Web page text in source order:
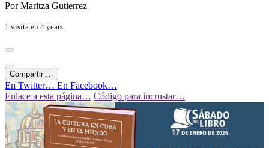
Por Maritza Gutierrez
1 visita en 4 years
Compartir …
En Twitter… En Facebook…
Enlace a esta página… Código para incrustar…